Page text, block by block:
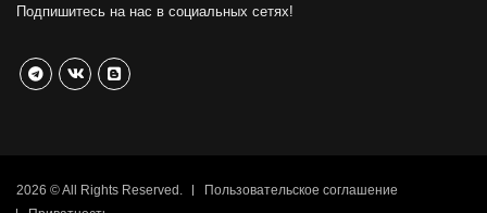
Подпишитесь на нас в социальных сетях!
2026 © All Rights Reserved.
Пользовательское соглашение